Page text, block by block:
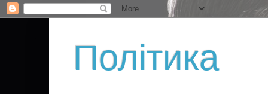
Політика